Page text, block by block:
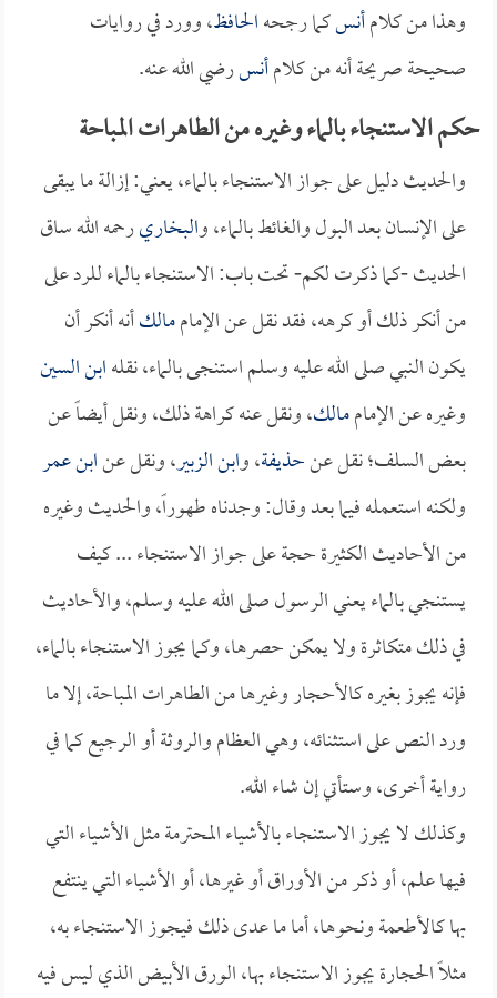
وهذا من كلامأنسكما رجحهالحافظ، وورد في روايات
صحيحة صريحة أنه من كلامأنسرضي الله عنه.
حكم الاستنجاء بالماء وغيره من الطاهرات المباحة
والحديث دليل على جواز الاستنجاء بالماء، يعني: إزالة ما يبقى
على الإنسان بعد البول والغائط بالماء، والبخاريرحمه الله ساق
الحديث -كما ذكرت لكم- تحت باب: الاستنجاء بالماء للرد على
من أنكر ذلك أو كرهه، فقد نقل عن الإماممالكأنه أنكر أن
يكون النبي صلى الله عليه وسلم استنجى بالماء، نقلهابن السين
وغيره عن الإماممالك، ونقل عنه كراهة ذلك، ونقل أيضاً عن
بعض السلف؛ نقل عنحذيفة، وابن الزبير، ونقل عنابن عمر
ولكنه استعمله فيما بعد وقال: وجدناه طهوراً، والحديث وغيره
من الأحاديث الكثيرة حجة على جواز الاستنجاء ... كيف
يستنجي بالماء يعني الرسول صلى الله عليه وسلم، والأحاديث
في ذلك متكاثرة ولا يمكن حصرها، وكما يجوز الاستنجاء بالماء،
فإنه يجوز بغيره كالأحجار وغيرها من الطاهرات المباحة، إلا ما
ورد النص على استثنائه، وهي العظام والروثة أو الرجيع كما في
رواية أخرى، وستأتي إن شاء الله.
وكذلك لا يجوز الاستنجاء بالأشياء المحترمة مثل الأشياء التي
فيها علم، أو ذكر من الأوراق أو غيرها، أو الأشياء التي ينتفع
بها كالأطعمة ونحوها، أما ما عدى ذلك فيجوز الاستنجاء به،
مثلاً الحجارة يجوز الاستنجاء بها، الورق الأبيض الذي ليس فيه